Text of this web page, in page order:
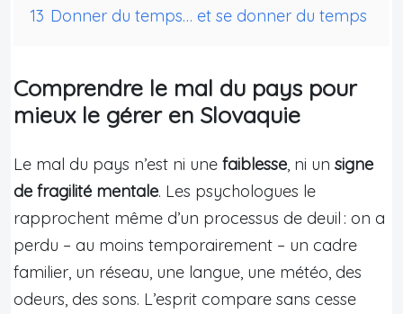
13 Donner du temps… et se donner du temps
Comprendre le mal du pays pour
mieux le gérer en Slovaquie
Le mal du pays n’est ni une faiblesse, ni un signe
de fragilité mentale. Les psychologues le
rapprochent même d’un processus de deuil : on a
perdu – au moins temporairement – un cadre
familier, un réseau, une langue, une météo, des
odeurs, des sons. L’esprit compare sans cesse